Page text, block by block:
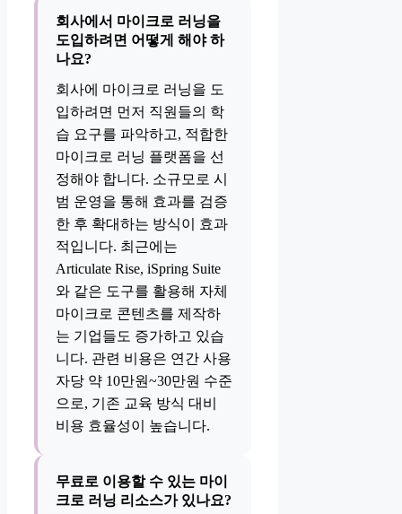
회사에서 마이크로 러닝을
도입하려면 어떻게 해야 하
나요?
회사에 마이크로 러닝을 도
입하려면 먼저 직원들의 학
습 요구를 파악하고, 적합한
마이크로 러닝 플랫폼을 선
정해야 합니다. 소규모로 시
범 운영을 통해 효과를 검증
한 후 확대하는 방식이 효과
적입니다. 최근에는
Articulate Rise, iSpring Suite
와 같은 도구를 활용해 자체
마이크로 콘텐츠를 제작하
는 기업들도 증가하고 있습
니다. 관련 비용은 연간 사용
자당 약 10만원~30만원 수준
으로, 기존 교육 방식 대비
비용 효율성이 높습니다.
무료로 이용할 수 있는 마이
크로 러닝 리소스가 있나요?